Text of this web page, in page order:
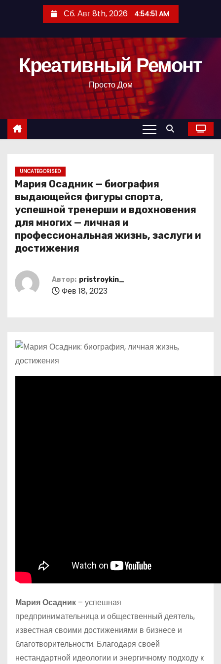
с
Сб. Авг 8th, 2026 4:54:52 AM
Креативный Ремонт
Просто Дом
UNCATEGORISED
Мария Осадник — биография
выдающейся фигуры спорта,
успешной тренерши и вдохновения
для многих — личная и
профессиональная жизнь, заслуги и
достижения
Автор: pristroykin_
Фев 18, 2023
Мария Осадник – успешная
предпринимательница и общественный деятель,
известная своими достижениями в бизнесе и
благотворительности. Благодаря своей
нестандартной идеологии и энергичному подходу к